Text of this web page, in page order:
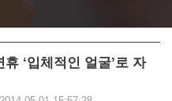
‘입체적인 얼굴’로 자